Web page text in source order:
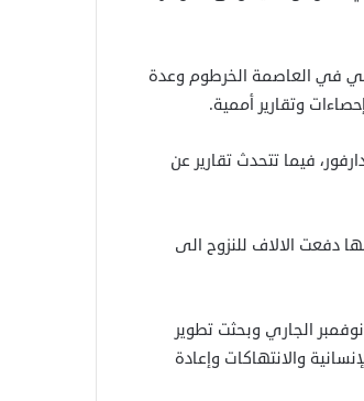
في العاصمة الخرطوم وعدة
فيما تتحدث تقارير عن
دفعت الالاف للنزوح الى
وأنهى المكتب التنفيذي للتحالف اليوم اجتماعات بالعاصمة المصرية، بدأت في 15نوفمبر الجاري وبحثت تطوير
والانتهاكات وإعادة